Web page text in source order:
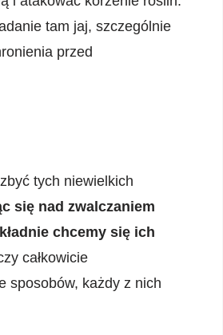
tam jaj, szczególnie
przed
tych niewielkich
się nad zwalczaniem
chcemy się ich
całkowicie
sposobów, każdy z nich